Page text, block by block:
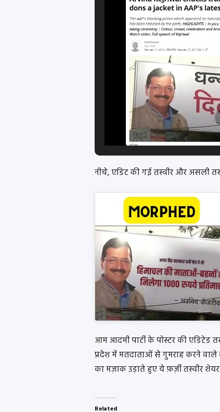
नीचे, एडिट की गई तस्वीर और असली
आम आदमी पार्टी के पोस्टर की एडिटेड
प्रदेश में मतदाताओं से गुमराह करने वाले
का मज़ाक उड़ाते हुए ये फ़र्ज़ी तस्वीर
Related